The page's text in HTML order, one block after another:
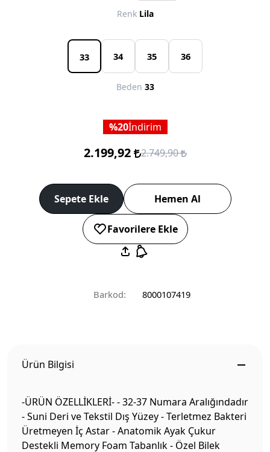
Renk Lila
33 34 35 36
Beden 33
20İndirim
2.199,92 2.749,90
Sepete Ekle Hemen Al
Favorilere Ekle
Barkod: 8000107419
Ürün Bilgisi
-ÜRÜN ÖZELLİKLERİ- - 32-37 Numara Aralığındadır
- Suni Deri ve Tekstil Dış Yüzey - Terletmez Bakteri
Üretmeyen İç Astar - Anatomik Ayak Çukur
Destekli Memory Foam Tabanlık - Özel Bilek